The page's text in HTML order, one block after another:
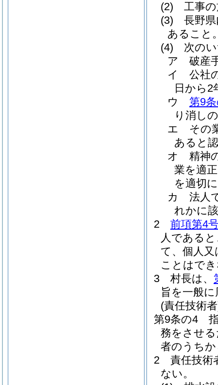
(2)
工事
(3)
長野
あること
(4)
次の
ア
破産
イ
公社
日から2
ウ
第9
り消し
エ
その
あると
オ
精神
業を適
を適切
カ
法人
れかに
2
前項第4
人である
て、個人
ことはで
3
村長は、
旨を一般
(責任技術
第9条の4
務をさせ
者のうち
2
責任技術
ない。